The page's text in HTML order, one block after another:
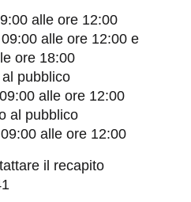
alle ore 12:00
alle ore 12:00 e
ore 18:00
pubblico
alle ore 12:00
al pubblico
alle ore 12:00
il recapito